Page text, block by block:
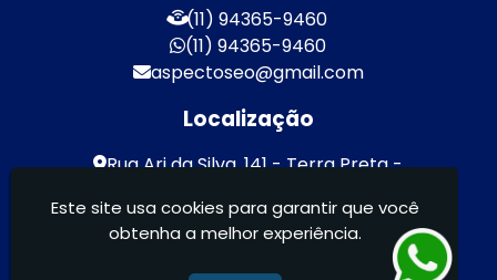
(11) 94365-9460
(11) 94365-9460
aspectoseo@gmail.com
Localização
Rua Ari da Silva, 141 - Terra Preta -
Aspecto Comunicação Visual Ltda -
Este site usa cookies para garantir que você
obtenha a melhor experiência.